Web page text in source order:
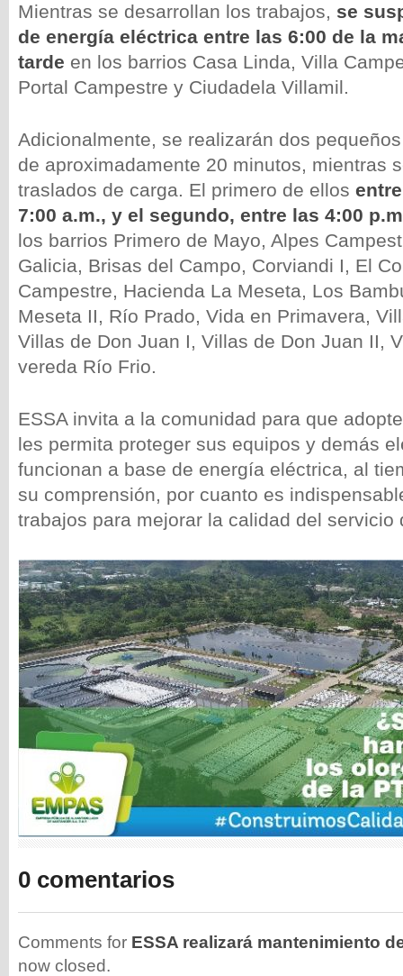
Mientras se desarrollan los trabajos, se
de energía eléctrica entre las 6:00 de la
tarde en los barrios Casa Linda, Villa
Portal Campestre y Ciudadela Villamil.
Adicionalmente, se realizarán dos
de aproximadamente 20 minutos, mientras
traslados de carga. El primero de ellos
7:00 a.m., y el segundo, entre las 4:00
los barrios Primero de Mayo, Alpes
Galicia, Brisas del Campo, Corviandi I, El
Campestre, Hacienda La Meseta, Los
Meseta II, Río Prado, Vida en Primavera,
Villas de Don Juan I, Villas de Don Juan II,
vereda Río Frio.
ESSA invita a la comunidad para que
les permita proteger sus equipos y demás
funcionan a base de energía eléctrica, al
su comprensión, por cuanto es
trabajos para mejorar la calidad del servicio
0 comentarios
Comments for ESSA realizará mantenimiento
now closed.
wp-